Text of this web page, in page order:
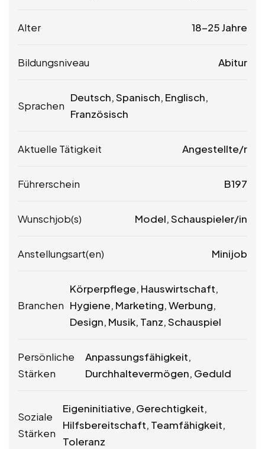
Alter 18-25 Jahre
Bildungsniveau Abitur
Sprachen
Deutsch, Spanisch, Englisch,
Französisch
Aktuelle Tätigkeit Angestellte/r
Führerschein B197
Wunschjob(s) Model, Schauspieler/in
Anstellungsart(en) Minijob
Branchen
Körperpflege, Hauswirtschaft,
Hygiene, Marketing, Werbung,
Design, Musik, Tanz, Schauspiel
Persönliche
Stärken
Anpassungsfähigkeit,
Durchhaltevermögen, Geduld
Soziale
Stärken
Eigeninitiative, Gerechtigkeit,
Hilfsbereitschaft, Teamfähigkeit,
Toleranz